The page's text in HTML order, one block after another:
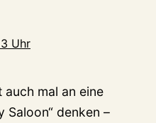
Uhr
mal an eine
Saloon“ denken –